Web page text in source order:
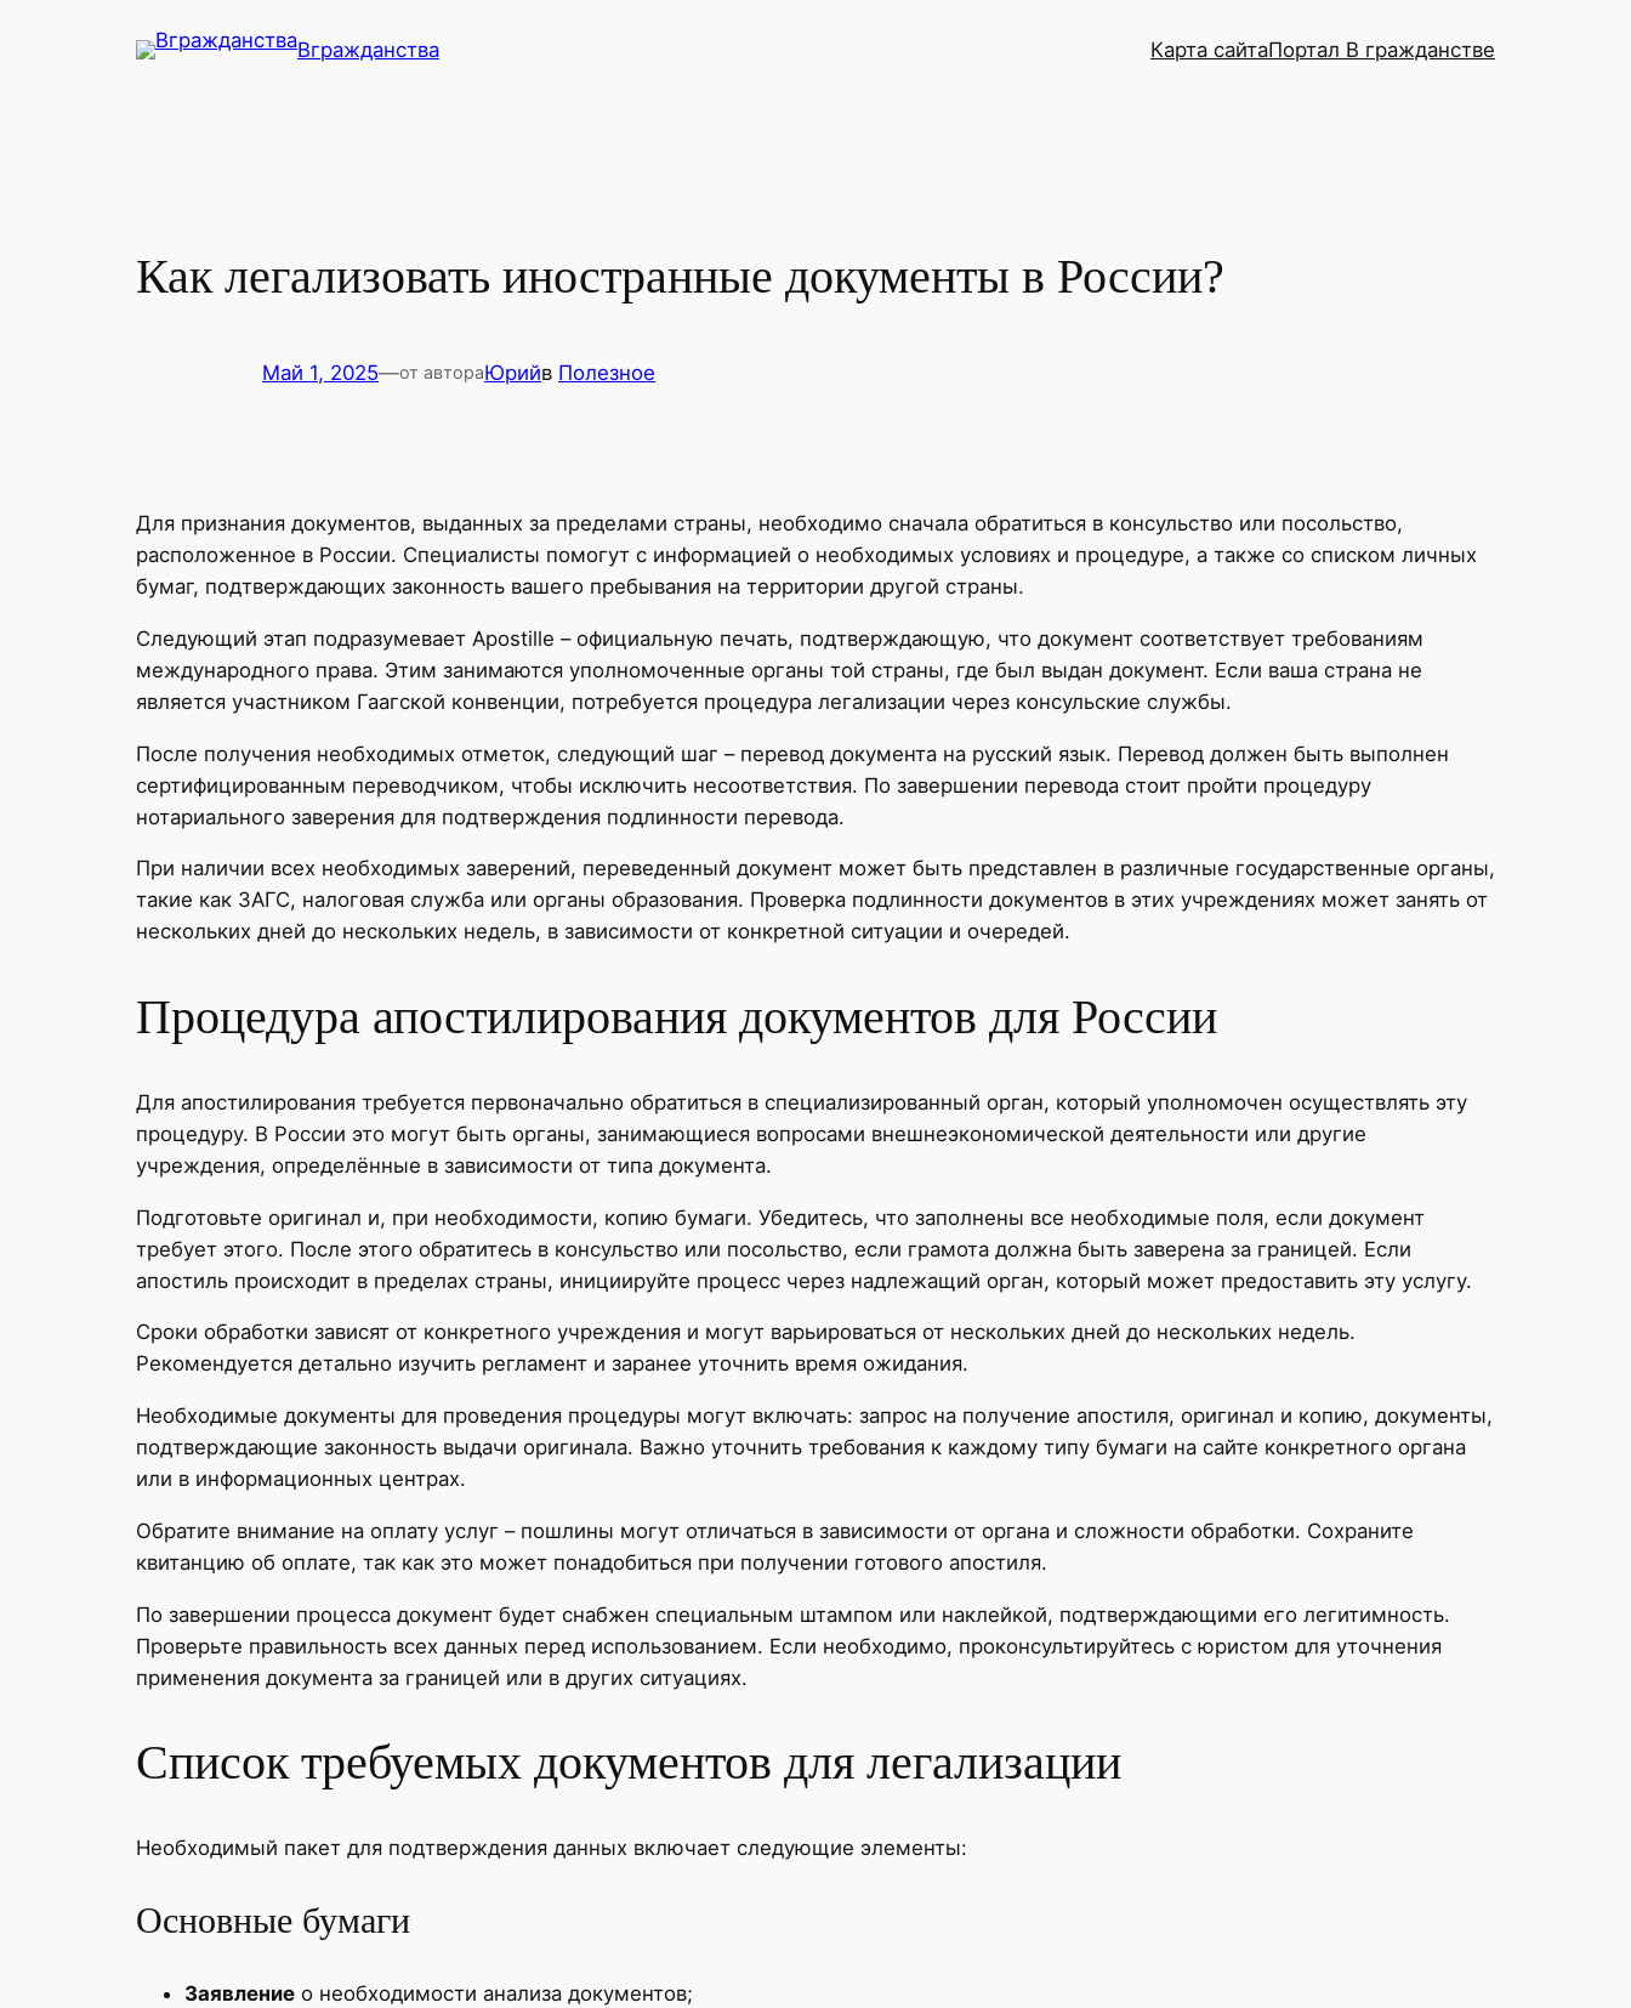
Вгражданства Карта сайтаПортал В гражданстве
Как легализовать иностранные документы в России?
Май 1, 2025—от автораЮрийв Полезное
Для признания документов, выданных за пределами страны, необходимо сначала обратиться в консульство или посольство,
расположенное в России. Специалисты помогут с информацией о необходимых условиях и процедуре, а также со списком личных
бумаг, подтверждающих законность вашего пребывания на территории другой страны.
Следующий этап подразумевает Apostille – официальную печать, подтверждающую, что документ соответствует требованиям
международного права. Этим занимаются уполномоченные органы той страны, где был выдан документ. Если ваша страна не
является участником Гаагской конвенции, потребуется процедура легализации через консульские службы.
После получения необходимых отметок, следующий шаг – перевод документа на русский язык. Перевод должен быть выполнен
сертифицированным переводчиком, чтобы исключить несоответствия. По завершении перевода стоит пройти процедуру
нотариального заверения для подтверждения подлинности перевода.
При наличии всех необходимых заверений, переведенный документ может быть представлен в различные государственные органы,
такие как ЗАГС, налоговая служба или органы образования. Проверка подлинности документов в этих учреждениях может занять от
нескольких дней до нескольких недель, в зависимости от конкретной ситуации и очередей.
Процедура апостилирования документов для России
Для апостилирования требуется первоначально обратиться в специализированный орган, который уполномочен осуществлять эту
процедуру. В России это могут быть органы, занимающиеся вопросами внешнеэкономической деятельности или другие
учреждения, определённые в зависимости от типа документа.
Подготовьте оригинал и, при необходимости, копию бумаги. Убедитесь, что заполнены все необходимые поля, если документ
требует этого. После этого обратитесь в консульство или посольство, если грамота должна быть заверена за границей. Если
апостиль происходит в пределах страны, инициируйте процесс через надлежащий орган, который может предоставить эту услугу.
Сроки обработки зависят от конкретного учреждения и могут варьироваться от нескольких дней до нескольких недель.
Рекомендуется детально изучить регламент и заранее уточнить время ожидания.
Необходимые документы для проведения процедуры могут включать: запрос на получение апостиля, оригинал и копию, документы,
подтверждающие законность выдачи оригинала. Важно уточнить требования к каждому типу бумаги на сайте конкретного органа
или в информационных центрах.
Обратите внимание на оплату услуг – пошлины могут отличаться в зависимости от органа и сложности обработки. Сохраните
квитанцию об оплате, так как это может понадобиться при получении готового апостиля.
По завершении процесса документ будет снабжен специальным штампом или наклейкой, подтверждающими его легитимность.
Проверьте правильность всех данных перед использованием. Если необходимо, проконсультируйтесь с юристом для уточнения
применения документа за границей или в других ситуациях.
Список требуемых документов для легализации
Необходимый пакет для подтверждения данных включает следующие элементы:
Основные бумаги
Заявление о необходимости анализа документов;